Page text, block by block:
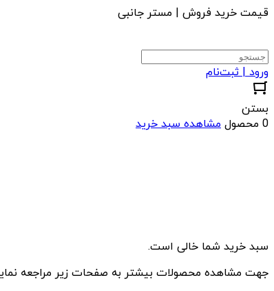
قیمت خرید فروش | مستر جانبی
ورود | ثبت‌نام
بستن
0 محصول
مشاهده سبد خرید
سبد خرید شما خالی است.
جهت مشاهده محصولات بیشتر به صفحات زیر مراجعه